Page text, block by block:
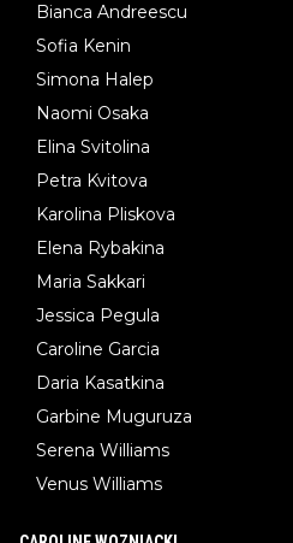
Bianca Andreescu
Sofia Kenin
Simona Halep
Naomi Osaka
Elina Svitolina
Petra Kvitova
Karolina Pliskova
Elena Rybakina
Maria Sakkari
Jessica Pegula
Caroline Garcia
Daria Kasatkina
Garbine Muguruza
Serena Williams
Venus Williams